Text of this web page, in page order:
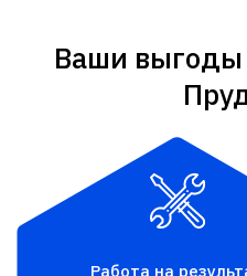
Ваши выгоды
Работа на